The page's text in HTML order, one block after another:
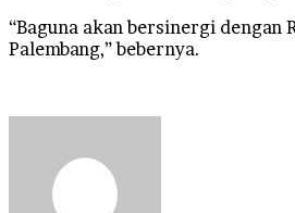
“Baguna akan bersinergi
Palembang,” bebernya.